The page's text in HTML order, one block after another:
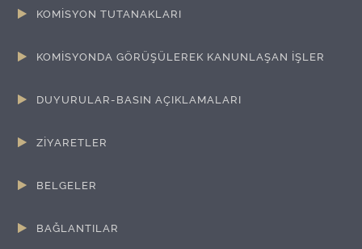
KOMİSYON TUTANAKLARI
KOMİSYONDA GÖRÜŞÜLEREK KANUNLAŞAN İŞLER
DUYURULAR-BASIN AÇIKLAMALARI
ZİYARETLER
BELGELER
BAĞLANTILAR